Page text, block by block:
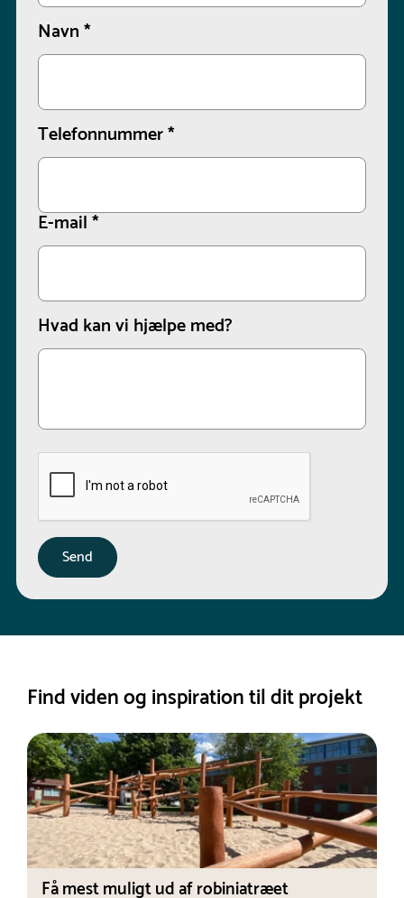
Navn*
Telefonnummer*
E-mail*
Hvad kan vi hjælpe med?
Find viden og inspiration til dit projekt
Få mest muligt ud af robiniatræet